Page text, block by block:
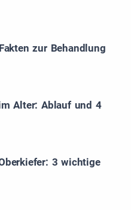
zur Behandlung
Alter: Ablauf und 4
3 wichtige